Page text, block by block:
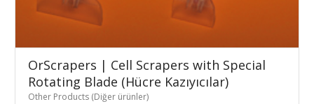
OrScrapers | Cell Scrapers with Special
Rotating Blade (Hücre Kazıyıcılar)
Other Products (Diğer ürünler)